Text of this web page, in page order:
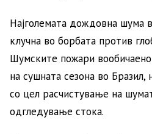
Најголемата дождовна шума
клучна во борбата против
Шумските пожари
на сушната сезона во
со цел расчистување на
одгледување стока.